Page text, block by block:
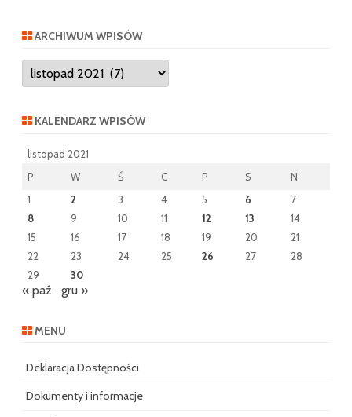
ARCHIWUM WPISÓW
Archiwum
wpisów
KALENDARZ WPISÓW
listopad 2021
P
W Ś C P S
N
1
2 3 4 5 6
7
8
9 10 11 12 13
14
15
16 17 18 19 20
21
22
23 24 25 26 27
28
29
30
« paź gru »
MENU
Deklaracja Dostępności
Dokumenty i informacje